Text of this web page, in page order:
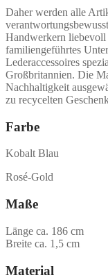
Daher werden alle
Handwerkern liebevoll
familiengeführtes
Lederaccessoires
Großbritannien. Die
Nachhaltigkeit
zu recycelten
Farbe
Kobalt Blau
Rosé-Gold
Maße
Länge ca. 186 cm
Breite ca. 1,5 cm
Material